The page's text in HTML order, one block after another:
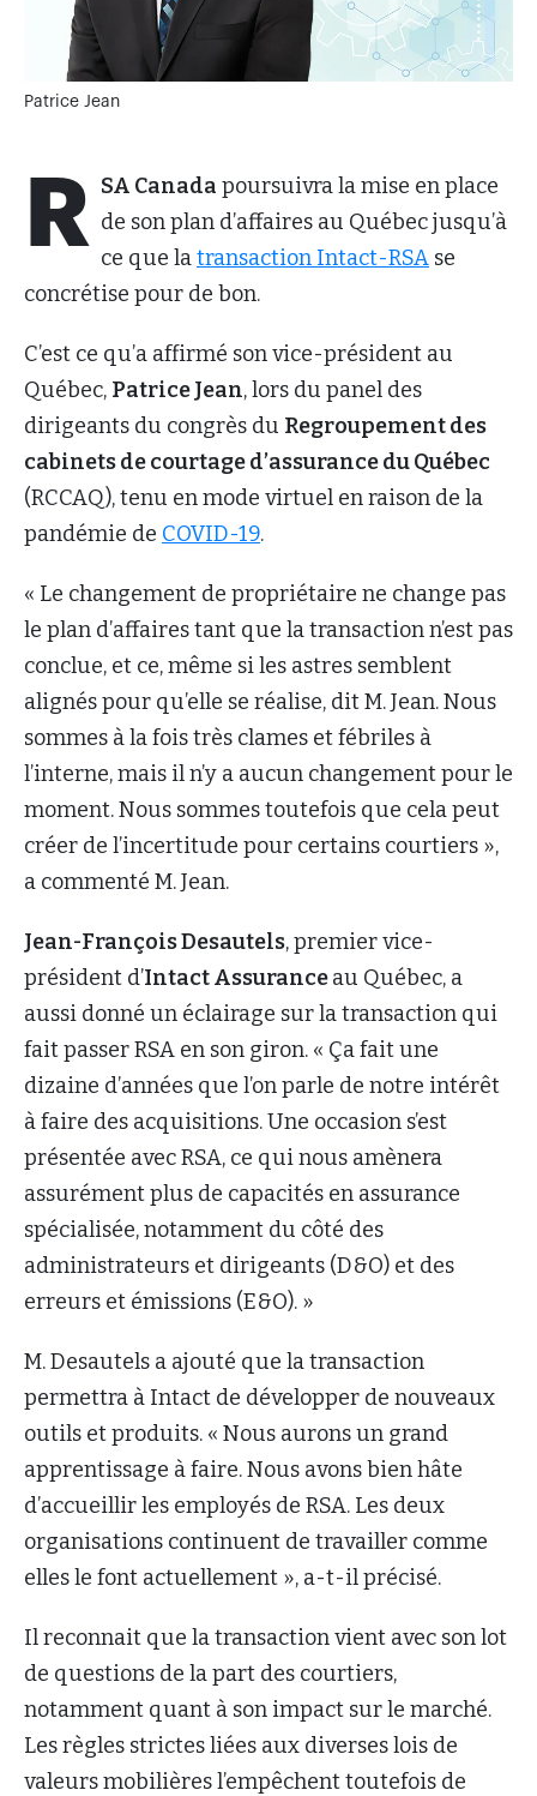
Patrice Jean
R SA Canada poursuivra la mise en place
de son plan d’affaires au Québec jusqu’à
ce que latransaction Intact-RSA se
concrétise pour de bon.
C’est ce qu’a affirmé son vice-président au
Québec, Patrice Jean, lors du panel des
dirigeants du congrès du Regroupement des
cabinets de courtage d’assurance du Québec
(RCCAQ), tenu en mode virtuel en raison de la
pandémie de COVID-19.
« Le changement de propriétaire ne change pas
le plan d’affaires tant que la transaction n’est pas
conclue, et ce, même si les astres semblent
alignés pour qu’elle se réalise, dit M. Jean. Nous
sommes à la fois très clames et fébriles à
l’interne, mais il n’y a aucun changement pour le
moment. Nous sommes toutefois que cela peut
créer de l’incertitude pour certains courtiers »,
a commenté M. Jean.
Jean-François Desautels, premier vice-
président d’Intact Assuranceau Québec, a
aussi donné un éclairage sur la transaction qui
fait passer RSA en son giron. « Ça fait une
dizaine d’années que l’on parle de notre intérêt
à faire des acquisitions. Une occasion s’est
présentée avec RSA, ce qui nous amènera
assurément plus de capacités en assurance
spécialisée, notamment du côté des
administrateurs et dirigeants (D&O) et des
erreurs et émissions (E&O). »
M. Desautels a ajouté que la transaction
permettra à Intact de développer de nouveaux
outils et produits. « Nous aurons un grand
apprentissage à faire. Nous avons bien hâte
d’accueillir les employés de RSA. Les deux
organisations continuent de travailler comme
elles le font actuellement », a-t-il précisé.
Il reconnait que la transaction vient avec son lot
de questions de la part des courtiers,
notamment quant à son impact sur le marché.
Les règles strictes liées aux diverses lois de
valeurs mobilières l’empêchent toutefois de